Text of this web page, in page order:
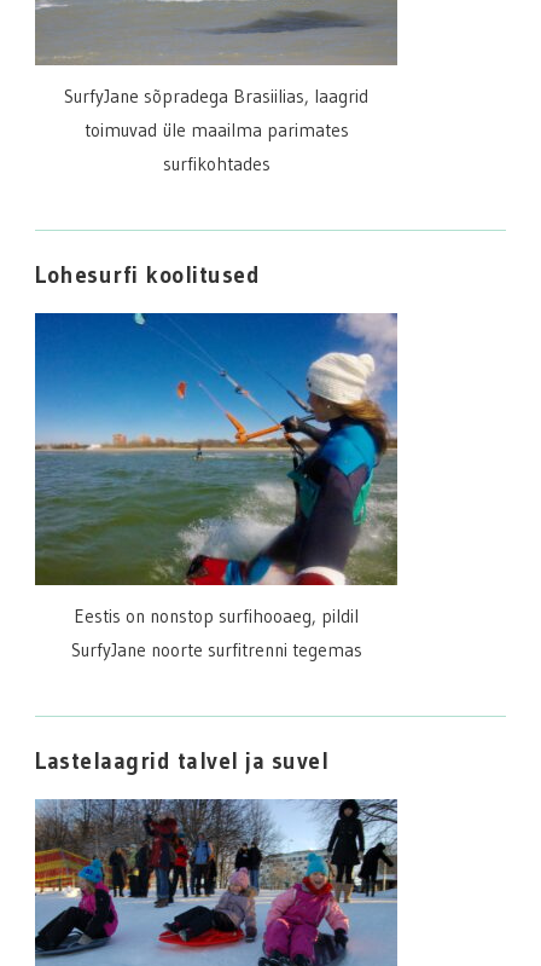
SurfyJane sõpradega Brasiilias, laagrid
toimuvad üle maailma parimates
surfikohtades
Lohesurfi koolitused
Eestis on nonstop surfihooaeg, pildil
SurfyJane noorte surfitrenni tegemas
Lastelaagrid talvel ja suvel